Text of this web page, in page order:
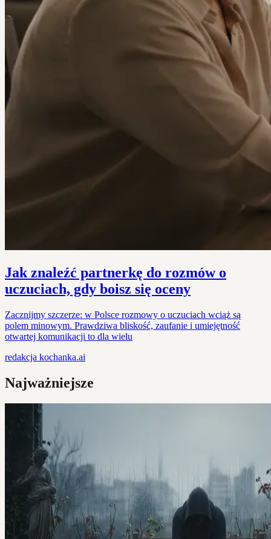
Jak znaleźć partnerkę do rozmów o
uczuciach, gdy boisz się oceny
Zacznijmy szczerze: w Polsce rozmowy o uczuciach wciąż są
polem minowym. Prawdziwa bliskość, zaufanie i umiejętność
otwartej komunikacji to dla wielu
redakcja kochanka.ai
Najważniejsze